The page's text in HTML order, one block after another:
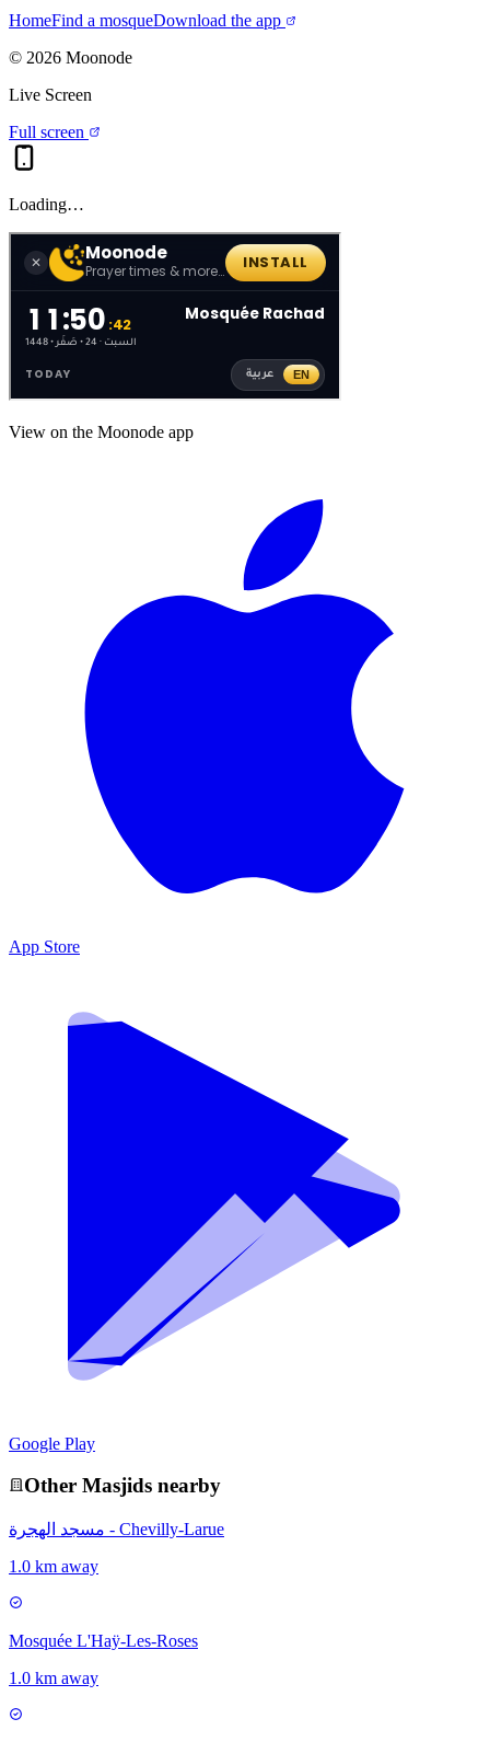
HomeFind a mosqueDownload the app
© 2026 Moonode
Live Screen
Full screen
Loading…
View on the Moonode app
App Store
Google Play
Other Masjids nearby
مسجد الهجرة - Chevilly-Larue
1.0 km away
Mosquée L'Haÿ-Les-Roses
1.0 km away